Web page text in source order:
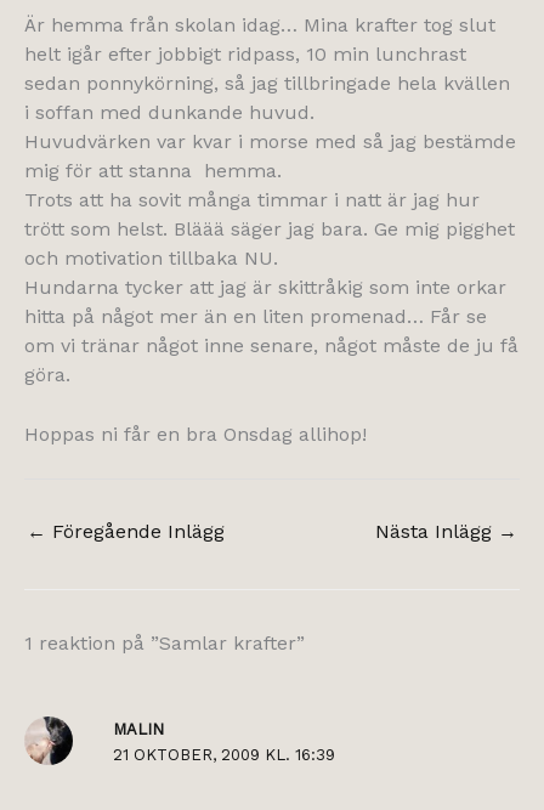
Är hemma från skolan idag… Mina krafter tog slut
helt igår efter jobbigt ridpass, 10 min lunchrast
sedan ponnykörning, så jag tillbringade hela kvällen
i soffan med dunkande huvud.
Huvudvärken var kvar i morse med så jag bestämde
mig för att stanna hemma.
Trots att ha sovit många timmar i natt är jag hur
trött som helst. Bläää säger jag bara. Ge mig pigghet
och motivation tillbaka NU.
Hundarna tycker att jag är skittråkig som inte orkar
hitta på något mer än en liten promenad… Får se
om vi tränar något inne senare, något måste de ju få
göra.
Hoppas ni får en bra Onsdag allihop!
← Föregående Inlägg Nästa Inlägg →
1 reaktion på ”Samlar krafter”
MALIN
21 OKTOBER, 2009 KL. 16:39